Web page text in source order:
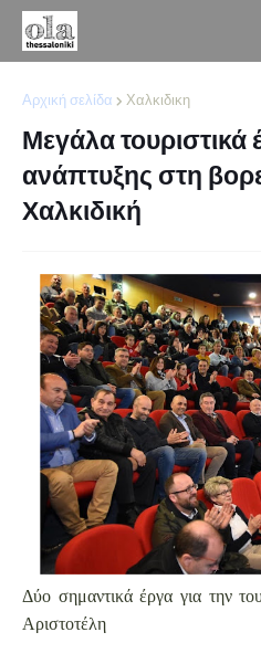
Αρχική σελίδα Χαλκιδικη
Μεγάλα
ανάπτυξης στη
Χαλκιδική
Δύο σημαντικά έργα για την
Αριστοτέλη